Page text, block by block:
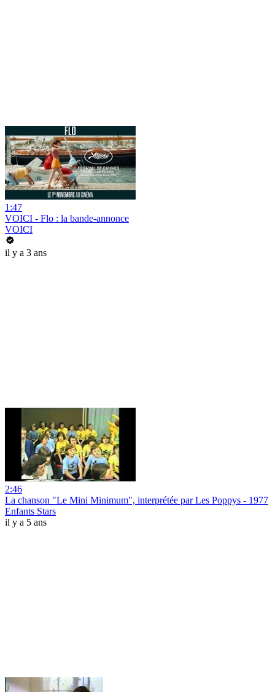
1:47
VOICI - Flo : la bande-annonce
VOICI
il y a 3 ans
2:46
La chanson "Le Mini Minimum", interprétée par Les Poppys - 1977
Enfants Stars
il y a 5 ans